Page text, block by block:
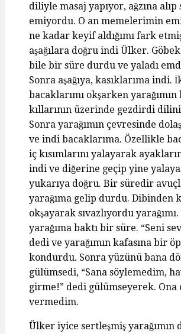
diliyle masaj yapıyor, ağzına
emiyordu. O an memelerimin
ne kadar keyif aldığımı fark
aşağılara doğru indi Ülker.
bile bir süre durdu ve yaladı
Sonra aşağıya, kasıklarıma indi.
bacaklarımı okşarken
kıllarının üzerinde gezdirdi
Sonra yarağımın çevresinde
ve indi bacaklarıma. Özellikle
iç kısımlarını yalayarak
indi ve diğerine geçip yine
yukarıya doğru. Bir süredir
yarağıma gelip durdu. Dibinden
okşayarak sıvazlıyordu
yarağıma baktı bir süre. “Seni
dedi ve yarağımın kafasına bir
kondurdu. Sonra yüzünü bana
gülümsedi, “Sana söylemedim,
girme!” dedi gülümseyerek. Ona
vermedim.
Ülker iyice sertleşmiş yarağımın